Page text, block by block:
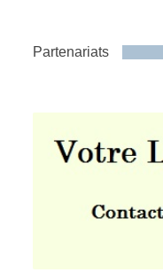
Partenariats